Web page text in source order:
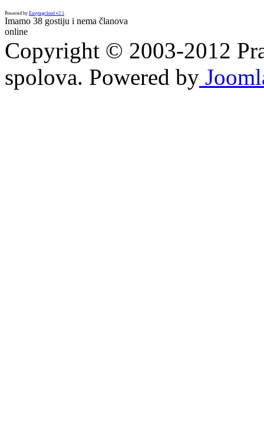
Powered by Easytagcloud v2.1
Imamo 38 gostiju i nema članova
online
Copyright © 2003-2012
spolova. Powered by